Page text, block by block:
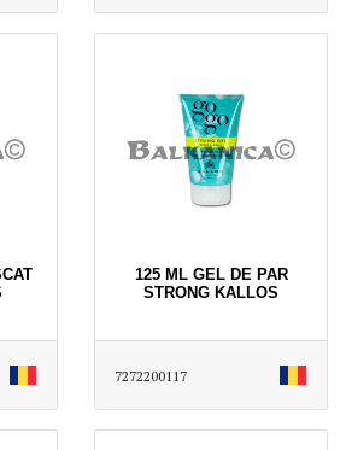
125 ML GEL DE PAR
STRONG KALLOS
7272200117